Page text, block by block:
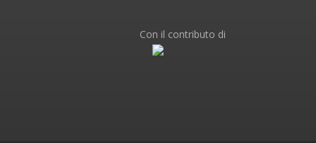
Con il contributo di